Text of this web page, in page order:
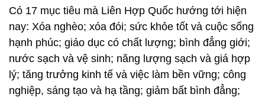
Có 17 mục tiêu mà Liên Hợp Quốc hướng tới hiện
nay: Xóa nghèo; xóa đói; sức khỏe tốt và cuộc sống
hạnh phúc; giáo dục có chất lượng; bình đẳng giới;
nước sạch và vệ sinh; năng lượng sạch và giá hợp
lý; tăng trưởng kinh tế và việc làm bền vững; công
nghiệp, sáng tạo và hạ tầng; giảm bất bình đẳng;